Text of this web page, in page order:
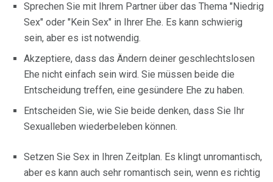
Sprechen Sie mit Ihrem Partner über das Thema "Niedrig
Sex" oder "Kein Sex" in Ihrer Ehe. Es kann schwierig
sein, aber es ist notwendig.
Akzeptiere, dass das Ändern deiner geschlechtslosen
Ehe nicht einfach sein wird. Sie müssen beide die
Entscheidung treffen, eine gesündere Ehe zu haben.
Entscheiden Sie, wie Sie beide denken, dass Sie Ihr
Sexualleben wiederbeleben können.
Setzen Sie Sex in Ihren Zeitplan. Es klingt unromantisch,
aber es kann auch sehr romantisch sein, wenn es richtig